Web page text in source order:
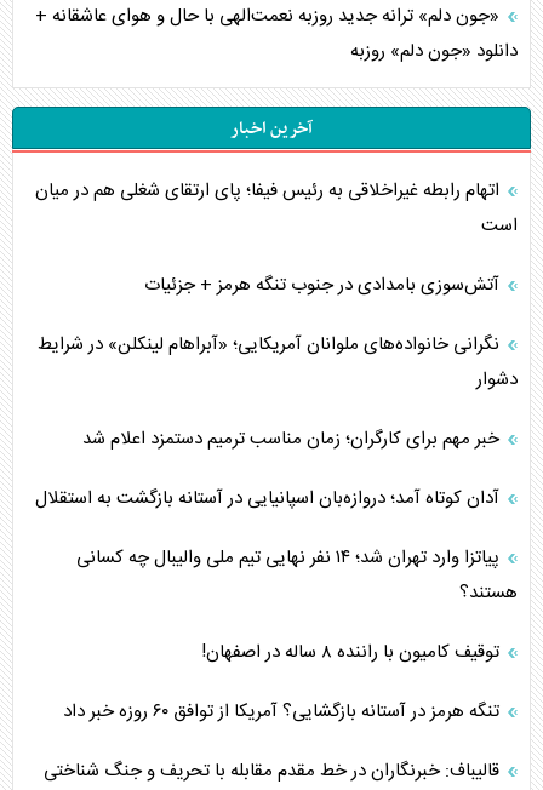
«جون دلم» ترانه جدید روزبه نعمت‌الهی با حال و هوای عاشقانه +
دانلود «جون دلم» روزبه
آخرین اخبار
اتهام رابطه غیراخلاقی به رئیس فیفا؛ پای ارتقای شغلی هم در میان
است
آتش‌سوزی بامدادی در جنوب تنگه هرمز + جزئیات
نگرانی خانواده‌های ملوانان آمریکایی؛ «آبراهام لینکلن» در شرایط
دشوار
خبر مهم برای کارگران؛ زمان مناسب ترمیم دستمزد اعلام شد
آدان کوتاه آمد؛ دروازه‌بان اسپانیایی در آستانه بازگشت به استقلال
پیاتزا وارد تهران شد؛ ۱۴ نفر نهایی تیم ملی والیبال چه کسانی
هستند؟
توقیف کامیون با راننده ۸ ساله در اصفهان!
تنگه هرمز در آستانه بازگشایی؟ آمریکا از توافق ۶۰ روزه خبر داد
قالیباف: خبرنگاران در خط مقدم مقابله با تحریف و جنگ شناختی